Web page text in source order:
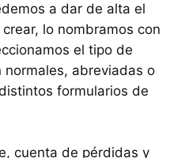
a dar de alta el
lo nombramos con
el tipo de
abreviadas o
formularios de
cuenta de pérdidas y